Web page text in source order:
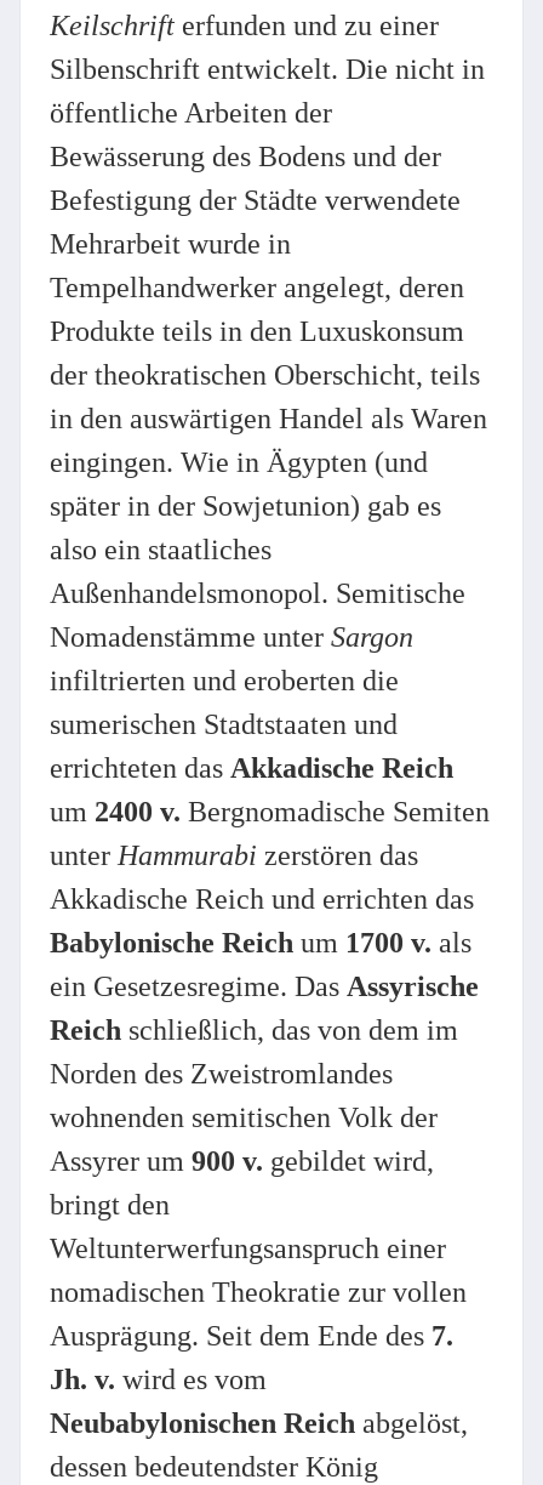
Keilschrift erfunden und zu einer
Silbenschrift entwickelt. Die nicht in
öffentliche Arbeiten der
Bewässerung des Bodens und der
Befestigung der Städte verwendete
Mehrarbeit wurde in
Tempelhandwerker angelegt, deren
Produkte teils in den Luxuskonsum
der theokratischen Oberschicht, teils
in den auswärtigen Handel als Waren
eingingen. Wie in Ägypten (und
später in der Sowjetunion) gab es
also ein staatliches
Außenhandelsmonopol. Semitische
Nomadenstämme unter Sargon
infiltrierten und eroberten die
sumerischen Stadtstaaten und
errichteten das Akkadische Reich
um 2400 v. Bergnomadische Semiten
unter Hammurabi zerstören das
Akkadische Reich und errichten das
Babylonische Reich um 1700 v. als
ein Gesetzesregime. Das Assyrische
Reich schließlich, das von dem im
Norden des Zweistromlandes
wohnenden semitischen Volk der
Assyrer um 900 v. gebildet wird,
bringt den
Weltunterwerfungsanspruch einer
nomadischen Theokratie zur vollen
Ausprägung. Seit dem Ende des 7.
Jh. v. wird es vom
Neubabylonischen Reich abgelöst,
dessen bedeutendster König